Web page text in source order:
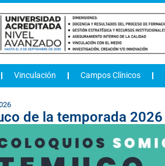
Vinculación Campos Clínicos
de la temporada 2026